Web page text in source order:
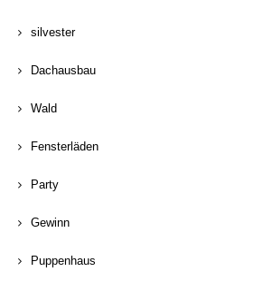
silvester
Dachausbau
Wald
Fensterläden
Party
Gewinn
Puppenhaus